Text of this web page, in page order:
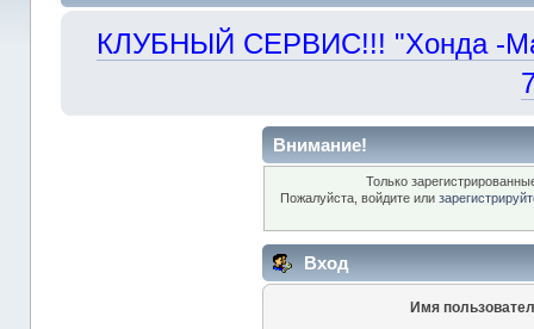
КЛУБНЫЙ СЕРВИС!!! "Хонда -
Внимание!
Только
Пожалуйста, войдите или
Вход
Имя